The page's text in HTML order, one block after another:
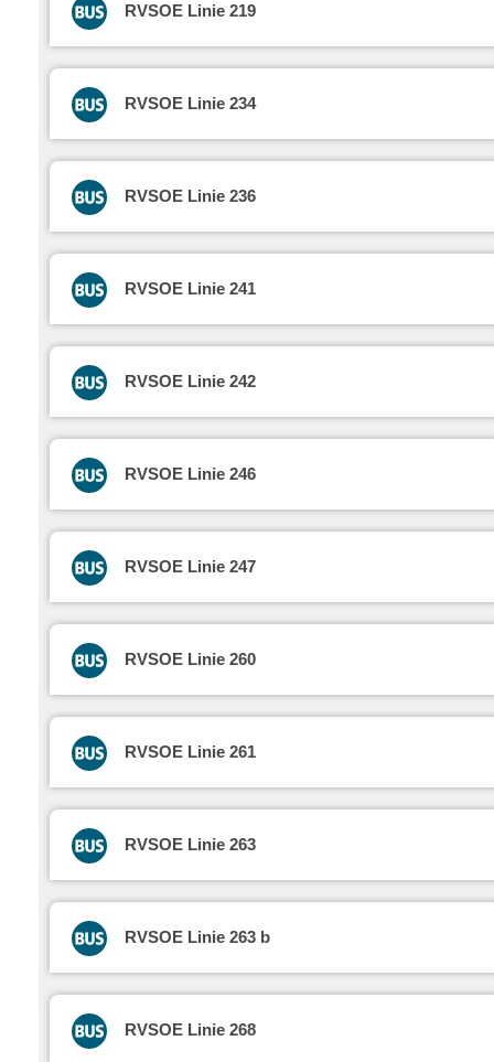
RVSOE Linie 219
RVSOE Linie 234
RVSOE Linie 236
RVSOE Linie 241
RVSOE Linie 242
RVSOE Linie 246
RVSOE Linie 247
RVSOE Linie 260
RVSOE Linie 261
RVSOE Linie 263
RVSOE Linie 263 b
RVSOE Linie 268